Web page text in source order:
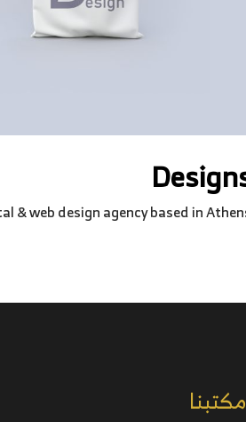
& web design agency based in
مكتبنا